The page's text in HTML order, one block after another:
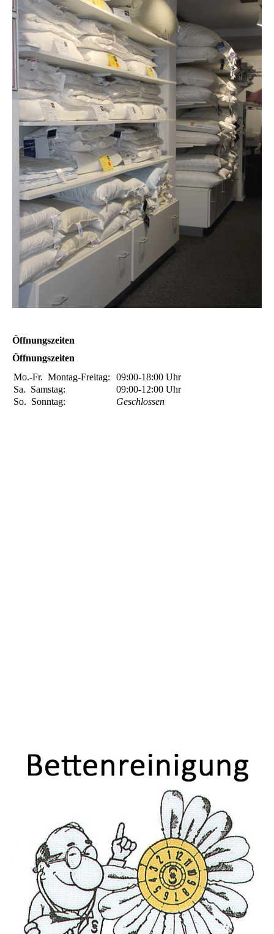
Öffnungszeiten
Öffnungszeiten
Mo.-Fr. Montag-Freitag: 09:00-18:00 Uhr
Sa. Samstag: 09:00-12:00 Uhr
So. Sonntag: Geschlossen